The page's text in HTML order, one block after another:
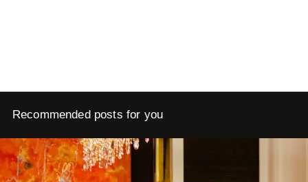
Recommended posts for you